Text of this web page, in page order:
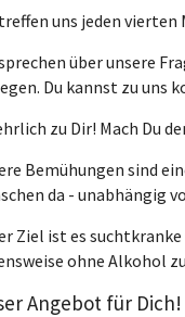
uns jeden
über unsere
Du kannst zu uns
zu Dir! Mach Du
Bemühungen sind
da - unabhängig
Ziel ist es
ohne Alkohol
Angebot für Dich!